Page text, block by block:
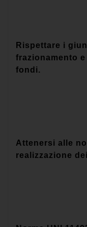
Rispettare i
frazionamento
fondi.
Attenersi alle
realizzazione